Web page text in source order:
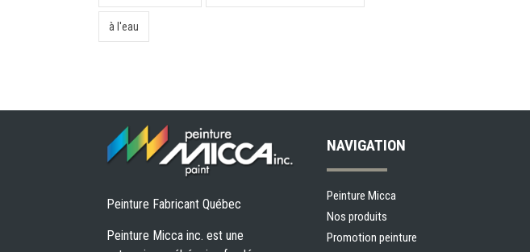
à l'eau
Peinture Fabricant Québec
Peinture Micca inc. est une
NAVIGATION
Peinture Micca
Nos produits
Promotion peinture